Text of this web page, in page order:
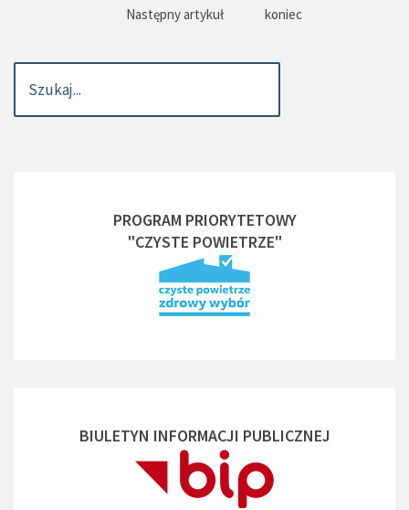
Następny artykuł koniec
PROGRAM PRIORYTETOWY
"CZYSTE POWIETRZE"
BIULETYN INFORMACJI PUBLICZNEJ